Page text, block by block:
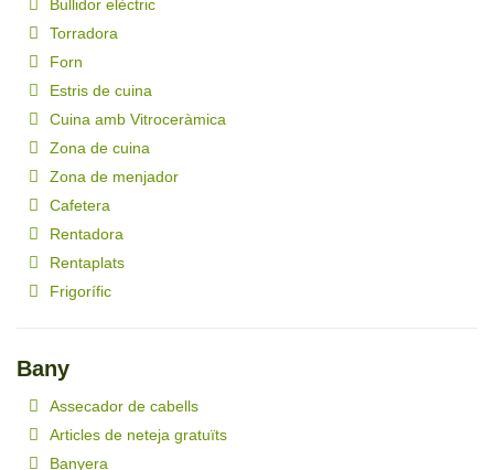
Bullidor elèctric
Torradora
Forn
Estris de cuina
Cuina amb Vitroceràmica
Zona de cuina
Zona de menjador
Cafetera
Rentadora
Rentaplats
Frigorífic
Bany
Assecador de cabells
Articles de neteja gratuïts
Banyera